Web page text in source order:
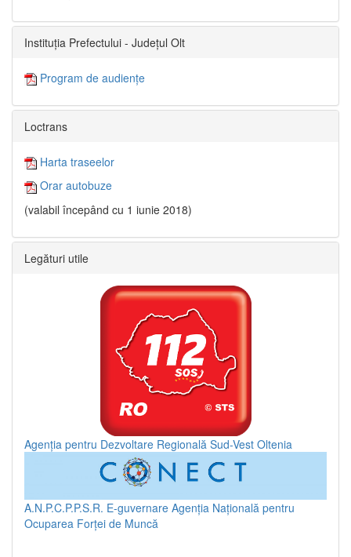
Instituția Prefectului - Județul Olt
Program de audiențe
Loctrans
Harta traseelor
Orar autobuze
(valabil începând cu 1 iunie 2018)
Legături utile
Agenția pentru Dezvoltare Regională Sud-Vest Oltenia
A.N.P.C.P.P.S.R. E-guvernare Agenția Națională pentru
Ocuparea Forței de Muncă